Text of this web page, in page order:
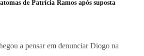
de Patrícia Ramos após suposta
a pensar em denunciar Diogo na